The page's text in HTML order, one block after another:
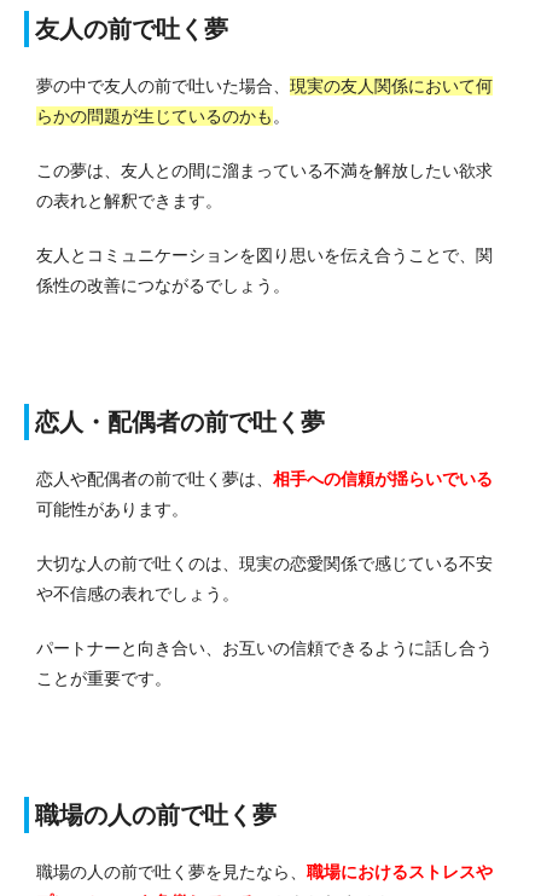
友人の前で吐く夢
夢の中で友人の前で吐いた場合、 現実の友人関係において何
らかの問題が生じているのかも。
この夢は、友人との間に溜まっている不満を解放したい欲求
の表れと解釈できます。
友人とコミュニケーションを図り思いを伝え合うことで、関
係性の改善につながるでしょう。
恋人・配偶者の前で吐く夢
恋人や配偶者の前で吐く夢は、 相手への信頼が揺らいでいる
可能性があります。
大切な人の前で吐くのは、現実の恋愛関係で感じている不安
や不信感の表れでしょう。
パートナーと向き合い、お互いの信頼できるように話し合う
ことが重要です。
職場の人の前で吐く夢
職場の人の前で吐く夢を見たなら、 職場におけるストレスや